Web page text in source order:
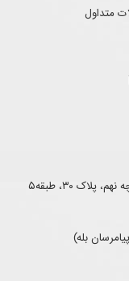
متداول
۳۰، طبقه۵
بله)